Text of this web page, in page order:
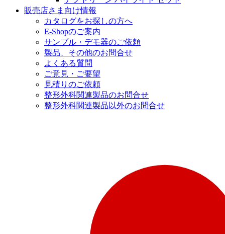
販売店さま向け情報
カタログをお探しの方へ
E-Shopのご案内
サンプル・デモ器のご依頼
製品、その他のお問合せ
よくある質問
ご意見・ご要望
見積りのご依頼
整形外科関連製品のお問合せ
整形外科関連製品以外のお問合せ